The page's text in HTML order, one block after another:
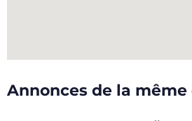
Annonces de la